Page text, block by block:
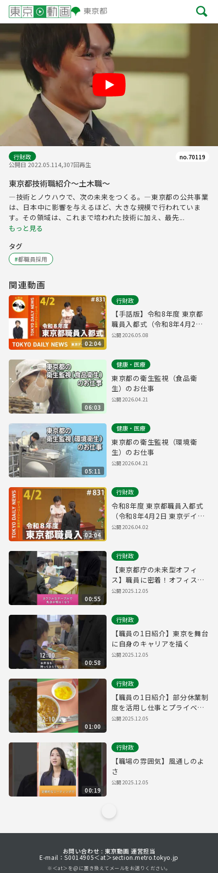
行財政
公開日 2022.05.114,307回再生
no.70119
東京都技術職紹介～土木職～
―技術とノウハウで、次の未来をつくる。―東京都の公共事業
は、日本中に影響を与えるほど、大きな規模で行われていま
す。その領域は、これまで培われた技術に加え、最先...
もっと見る
タグ
#都職員採用
関連動画
02:04
行財政
【手話版】令和8年度 東京都
職員入都式（令和8年4月2日
東京デイリーニュース
公開2026.05.08
06:03
健康・医療
東京都の衛生監視（食品衛
生）のお仕事
公開2026.04.21
05:11
健康・医療
東京都の衛生監視（環境衛
生）のお仕事
公開2026.04.21
02:04
行財政
令和8年度 東京都職員入都式
（令和8年4月2日 東京デイリ
ーニュース No.831）
公開2026.04.02
00:55
行財政
【東京都庁の未来型オフィ
ス】職員に密着！オフィスツ
アー
公開2025.12.05
00:58
行財政
【職員の1日紹介】東京を舞台
に自身のキャリアを描く
公開2025.12.05
01:00
行財政
【職員の1日紹介】部分休業制
度を活用し仕事とプライベー
トを両立
公開2025.12.05
00:19
行財政
【職場の雰囲気】風通しのよ
さ
公開2025.12.05
お問い合わせ : 東京動画 運営担当
E-mail：S0014905＜at＞section.metro.tokyo.jp
※＜at＞を@に置き換えてメールをお送りください。